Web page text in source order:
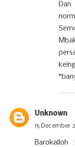
Unknown
15 December